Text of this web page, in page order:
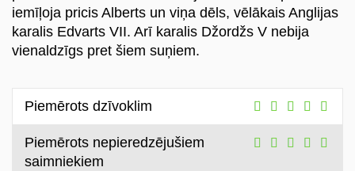
iemīļoja pricis Alberts un viņa dēls, vēlākais Anglijas
karalis Edvarts VII. Arī karalis Džordžs V nebija
vienaldzīgs pret šiem suņiem.
Piemērots dzīvoklim
Piemērots nepieredzējušiem
saimniekiem